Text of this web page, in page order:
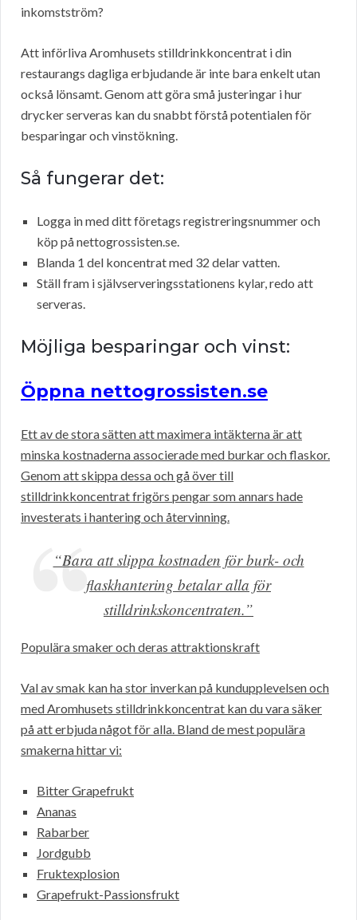
inkomstström?
Att införliva Aromhusets stilldrinkkoncentrat i din
restaurangs dagliga erbjudande är inte bara enkelt utan
också lönsamt. Genom att göra små justeringar i hur
drycker serveras kan du snabbt förstå potentialen för
besparingar och vinstökning.
Så fungerar det:
Logga in med ditt företags registreringsnummer och
köp på nettogrossisten.se.
Blanda 1 del koncentrat med 32 delar vatten.
Ställ fram i självserveringsstationens kylar, redo att
serveras.
Möjliga besparingar och vinst:
Öppna nettogrossisten.se
Ett av de stora sätten att maximera intäkterna är att
minska kostnaderna associerade med burkar och flaskor.
Genom att skippa dessa och gå över till
stilldrinkkoncentrat frigörs pengar som annars hade
investerats i hantering och återvinning.
“Bara att slippa kostnaden för burk- och
flaskhantering betalar alla för
stilldrinkskoncentraten.”
Populära smaker och deras attraktionskraft
Val av smak kan ha stor inverkan på kundupplevelsen och
med Aromhusets stilldrinkkoncentrat kan du vara säker
på att erbjuda något för alla. Bland de mest populära
smakerna hittar vi:
Bitter Grapefrukt
Ananas
Rabarber
Jordgubb
Fruktexplosion
Grapefrukt-Passionsfrukt